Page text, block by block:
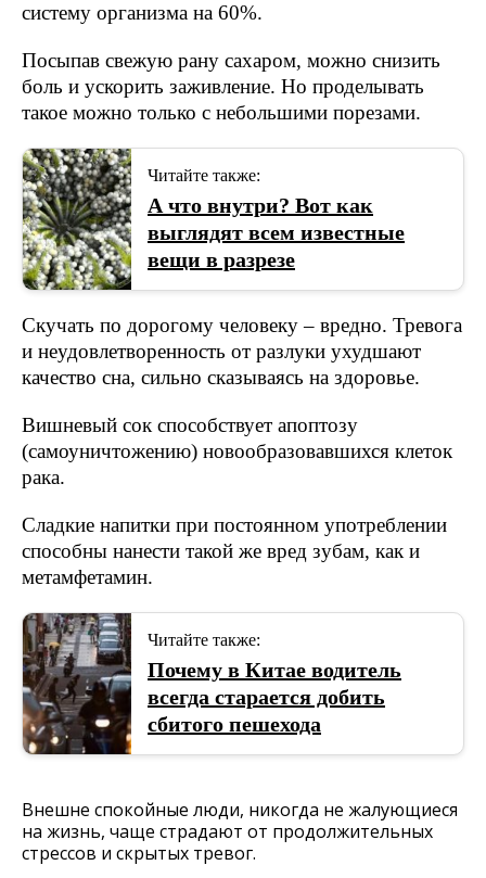
систему организма на 60%.
Посыпав свежую рану сахаром, можно снизить
боль и ускорить заживление. Но проделывать
такое можно только с небольшими порезами.
Читайте также:
А что внутри? Вот как
выглядят всем известные
вещи в разрезе
Скучать по дорогому человеку – вредно. Тревога
и неудовлетворенность от разлуки ухудшают
качество сна, сильно сказываясь на здоровье.
Вишневый сок способствует апоптозу
(самоуничтожению) новообразовавшихся клеток
рака.
Сладкие напитки при постоянном употреблении
способны нанести такой же вред зубам, как и
метамфетамин.
Читайте также:
Почему в Китае водитель
всегда старается добить
сбитого пешехода
Внешне спокойные люди, никогда не жалующиеся
на жизнь, чаще страдают от продолжительных
стрессов и скрытых тревог.